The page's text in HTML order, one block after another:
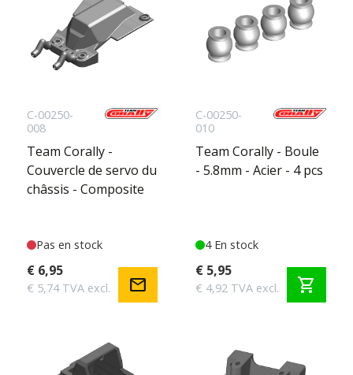
C-00250-
008
Team Corally -
Couvercle de servo du
châssis - Composite
Pas en stock
€ 6,95
€ 5,74 TVA excl. mail
C-00250-
010
Team Corally - Boule
- 5.8mm - Acier - 4 pcs
4 En stock
€ 5,95
€ 4,92 TVA excl. shopping_cart